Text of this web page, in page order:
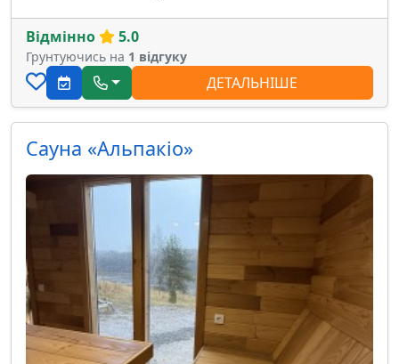
Відмінно 5.0
Грунтуючись на 1 відгуку
ДЕТАЛЬНІШЕ
Сауна «Альпакіо»